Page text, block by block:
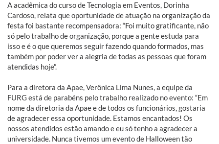
A acadêmica do curso de Tecnologia em Eventos, Dorinha
Cardoso, relata que oportunidade de atuação na organização da
festa foi bastante recompensadora: “Foi muito gratificante, não
só pelo trabalho de organização, porque a gente estuda para
isso e é o que queremos seguir fazendo quando formados, mas
também por poder ver a alegria de todas as pessoas que foram
atendidas hoje”.
Para a diretora da Apae, Verônica Lima Nunes, a equipe da
FURG está de parabéns pelo trabalho realizado no evento: “Em
nome da diretoria da Apae e de todos os funcionários, gostaria
de agradecer essa oportunidade. Estamos encantados! Os
nossos atendidos estão amando e eu só tenho a agradecer a
universidade. Nunca tivemos um evento de Halloween tão